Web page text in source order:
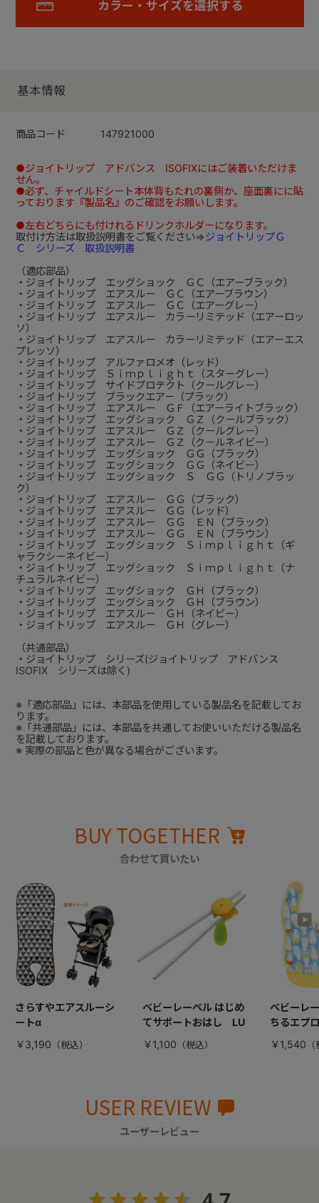
カラー・サイズを選択する
基本情報
商品コード 147921000
●ジョイトリップ アドバンス ISOFIXにはご装着いただけま
せん。
●必ず、チャイルドシート本体背もたれの裏側か、座面裏にに貼
っております『製品名』のご確認をお願いします。
●左右どちらにも付けれるドリンクホルダーになります。
取付け方法は取扱説明書をご覧ください⇒ジョイトリップＧ
Ｃ シリーズ 取扱説明書
（適応部品）
・ジョイトリップ エッグショック ＧＣ（エアーブラック）
・ジョイトリップ エアスルー ＧＣ（エアーブラウン）
・ジョイトリップ エアスルー ＧＣ（エアーグレー）
・ジョイトリップ エアスルー カラーリミテッド（エアーロッ
ソ）
・ジョイトリップ エアスルー カラーリミテッド（エアーエス
プレッソ）
・ジョイトリップ アルファロメオ（レッド）
・ジョイトリップ Ｓｉｍｐｌｉｇｈｔ（スターグレー）
・ジョイトリップ サイドプロテクト（クールグレー）
・ジョイトリップ ブラックエアー（ブラック）
・ジョイトリップ エアスルー ＧＦ（エアーライトブラック）
・ジョイトリップ エッグショック ＧＺ（クールブラック）
・ジョイトリップ エアスルー ＧＺ（クールグレー）
・ジョイトリップ エアスルー ＧＺ（クールネイビー）
・ジョイトリップ エッグショック ＧＧ（ブラック）
・ジョイトリップ エッグショック ＧＧ（ネイビー）
・ジョイトリップ エッグショック Ｓ ＧＧ（トリノブラッ
ク）
・ジョイトリップ エアスルー ＧＧ（ブラック）
・ジョイトリップ エアスルー ＧＧ（レッド）
・ジョイトリップ エアスルー ＧＧ ＥＮ（ブラック）
・ジョイトリップ エアスルー ＧＧ ＥＮ（ブラウン）
・ジョイトリップ エッグショック Ｓｉｍｐｌｉｇｈｔ（ギ
ャラクシーネイビー）
・ジョイトリップ エッグショック Ｓｉｍｐｌｉｇｈｔ（ナ
チュラルネイビー）
・ジョイトリップ エッグショック ＧＨ（ブラック）
・ジョイトリップ エッグショック ＧＨ（ブラウン）
・ジョイトリップ エアスルー ＧＨ（ネイビー）
・ジョイトリップ エアスルー ＧＨ（グレー）
（共通部品）
・ジョイトリップ シリーズ(ジョイトリップ アドバンス
ISOFIX シリーズは除く)
※「適応部品」には、本部品を使用している製品名を記載してお
ります。
※「共通部品」には、本部品を共通してお使いいただける製品名
を記載しております。
※ 実際の部品と色が異なる場合がございます。
BUY TOGETHER
合わせて買いたい
さらすやエアスルーシ
ートα
￥3,190
ベビーレーベル はじめ
てサポートおはし LU
￥1,100
ベビーレ
ちるエプ
￥1,540
USER REVIEW
ユーザーレビュー